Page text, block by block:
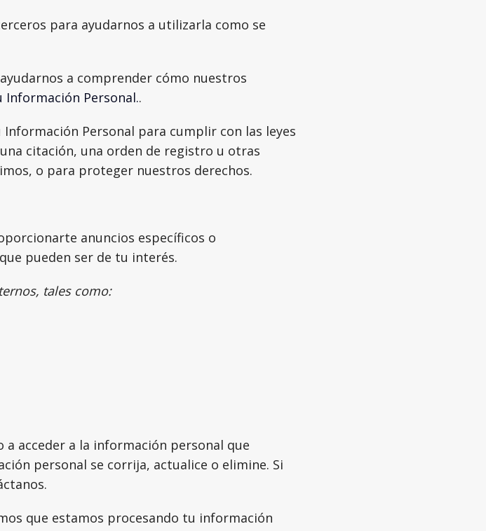
para ayudarnos a utilizarla como se
a comprender cómo nuestros
Información Personal..
Personal para cumplir con las leyes
citación, una orden de registro u otras
o para proteger nuestros derechos.
anuncios específicos o
pueden ser de tu interés.
tales como:
acceder a la información personal que
personal se corrija, actualice o elimine. Si
que estamos procesando tu información